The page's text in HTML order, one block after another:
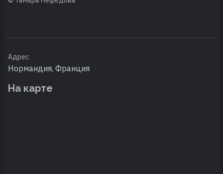
Адрес
Нормандия, Франция
На карте